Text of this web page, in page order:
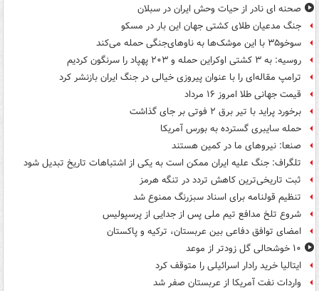
صحنه ای نادر از حیات وحش ایران در سبلان
جنگ مدعیان طلای کشتی جهان این بار در مسکو
سوخو۳۵ با این موشک‌ها به ناوهای‌جنگی حمله می‌کند
روسیه: به ۳ کشتی اوکراین حمله و ۲۰۳ پهپاد را سرنگون کردیم
ترامپ مقاله‌ای را با عنوان پیروزی خیالی در جنگ ایران بازنشر کرد
قیمت جهانی طلا امروز ۱۶ مرداد
برخورد پراید با تیر برق ۲ فوتی بر جای گذاشت
حمله سایبری گسترده به بورس آمریکا
صنعا: نیروهای ما در کمین‌ هستند
تلگراف: جنگ علیه ایران ممکن است به یکی از اشتباهات تاریخ تبدیل شود
ثبت تاریخی‌ترین کاهش تردد در تنگه هرمز
تنظیم قولنامه برای اسناد سبزرنگ ممنوع شد
شروع تلخ مدافع تیم ملی پس از جدایی از پرسپولیس
امضای توافق دفاعی بین عربستان، ترکیه و پاکستان
۱۰ خوشحالی گل زودتر از موعد
ایتالیا خرید رادار اسرائیلی را متوقف کرد
واردات نفت آمریکا از عربستان صفر شد